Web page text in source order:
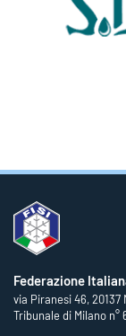
Federazione
via Piranesi 46, 20137
Tribunale di Milano n°